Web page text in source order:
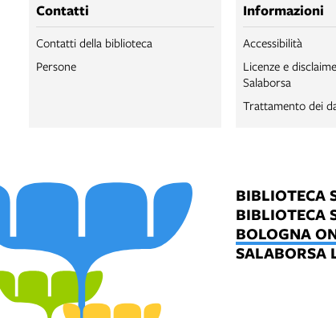
Contatti
Contatti della biblioteca
Persone
Informazioni
Accessibilità
Licenze e
Salaborsa
Trattamento dei
BIBLIOTECA
BIBLIOTECA
BOLOGNA
SALABORSA